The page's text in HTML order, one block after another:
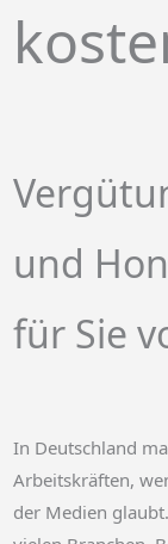
und
für Sie
In Deutschland
Arbeitskräften,
der Medien